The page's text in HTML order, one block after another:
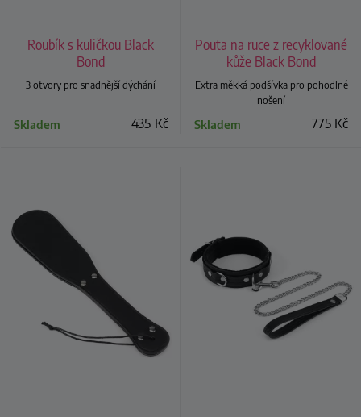
Roubík s kuličkou Black
Bond
3 otvory pro snadnější dýchání
435 Kč
Skladem
Pouta na ruce z recyklované
kůže Black Bond
Extra měkká podšívka pro pohodlné
nošení
775 Kč
Skladem